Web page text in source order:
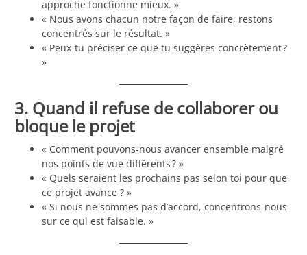
approche fonctionne mieux. »
« Nous avons chacun notre façon de faire, restons
concentrés sur le résultat. »
« Peux-tu préciser ce que tu suggères concrètement ?
»
3. Quand il refuse de collaborer ou
bloque le projet
« Comment pouvons-nous avancer ensemble malgré
nos points de vue différents ? »
« Quels seraient les prochains pas selon toi pour que
ce projet avance ? »
« Si nous ne sommes pas d’accord, concentrons-nous
sur ce qui est faisable. »